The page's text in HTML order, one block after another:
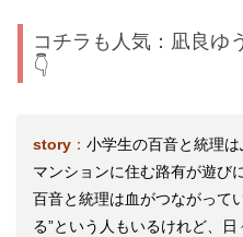
コチラも人気：凪良ゆ
👇
story ：小学生の百音と統理
マンションに住む路有が遊び
百音と統理は血がつながって
る”という人もいるけれど、